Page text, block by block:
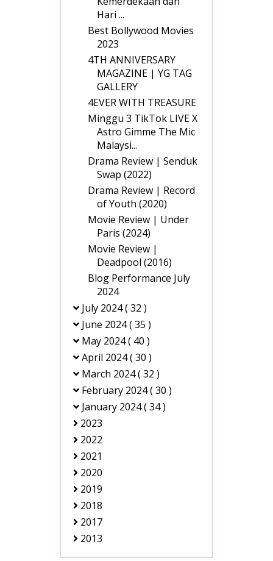
Hari ...
Best Bollywood Movies
2023
4TH ANNIVERSARY
MAGAZINE | YG TAG
GALLERY
4EVER WITH TREASURE
Minggu 3 TikTok LIVE X
Astro Gimme The Mic
Malaysi...
Drama Review | Senduk
Swap (2022)
Drama Review | Record
of Youth (2020)
Movie Review | Under
Paris (2024)
Movie Review |
Deadpool (2016)
Blog Performance July
2024
July 2024( 32 )
June 2024( 35 )
May 2024( 40 )
April 2024( 30 )
March 2024( 32 )
February 2024( 30 )
January 2024( 34 )
2023
2022
2021
2020
2019
2018
2017
2013